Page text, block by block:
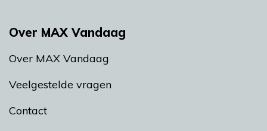
Over MAX Vandaag
Over MAX Vandaag
Veelgestelde vragen
Contact